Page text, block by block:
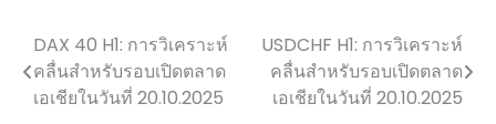
แนะแนว
เรื่อง
DAX 40 H1: การวิเคราะห์
คลื่นสำหรับรอบเปิดตลาด
เอเชียในวันที่ 20.10.2025
USDCHF H1: การวิเคราะห์
คลื่นสำหรับรอบเปิดตลาด
เอเชียในวันที่ 20.10.2025